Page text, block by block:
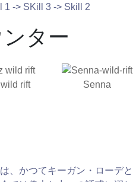
1 -> SKill 3 -> Skill 2
ター
rift Senna
、かつてキーガン・ローデ